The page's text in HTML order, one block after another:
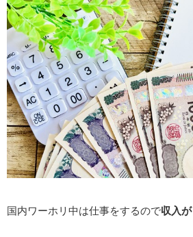
国内ワーホリ中は仕事をするので収入